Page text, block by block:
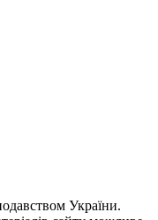
України.